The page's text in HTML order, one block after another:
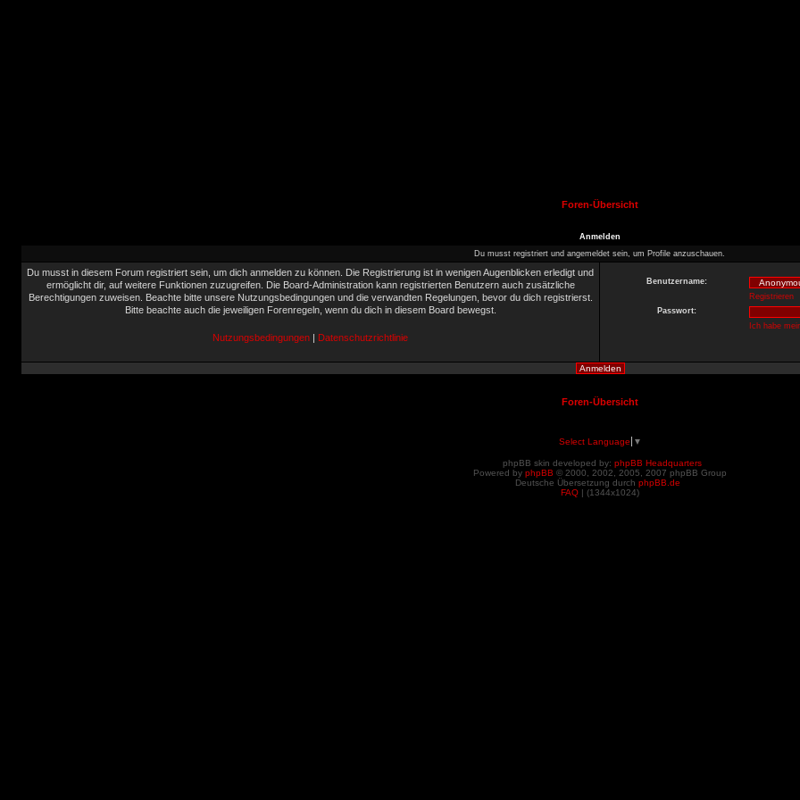
Foren-Übersicht
Anmelden
Du musst registriert und angemeldet sein, um Profile anzuschauen.
Du musst in diesem Forum registriert sein, um dich anmelden zu können. Die Registrierung ist in wenigen Augenblicken erledigt und
ermöglicht dir, auf weitere Funktionen zuzugreifen. Die Board-Administration kann registrierten Benutzern auch zusätzliche
Berechtigungen zuweisen. Beachte bitte unsere Nutzungsbedingungen und die verwandten Regelungen, bevor du dich registrierst.
Bitte beachte auch die jeweiligen Forenregeln, wenn du dich in diesem Board bewegst.
Nutzungsbedingungen | Datenschutzrichtlinie
Benutzername:
Registrieren
Passwort:
Ich habe
Foren-Übersicht
Select Language ▼
phpBB skin developed by: phpBB Headquarters
Powered by phpBB © 2000, 2002, 2005, 2007 phpBB Group
Deutsche Übersetzung durch phpBB.de
FAQ | (1344x1024)